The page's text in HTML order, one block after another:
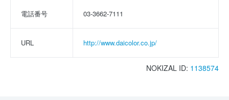
電話番号 03-3662-7111
URL http://www.daicolor.co.jp/
NOKIZAL ID: 1138574